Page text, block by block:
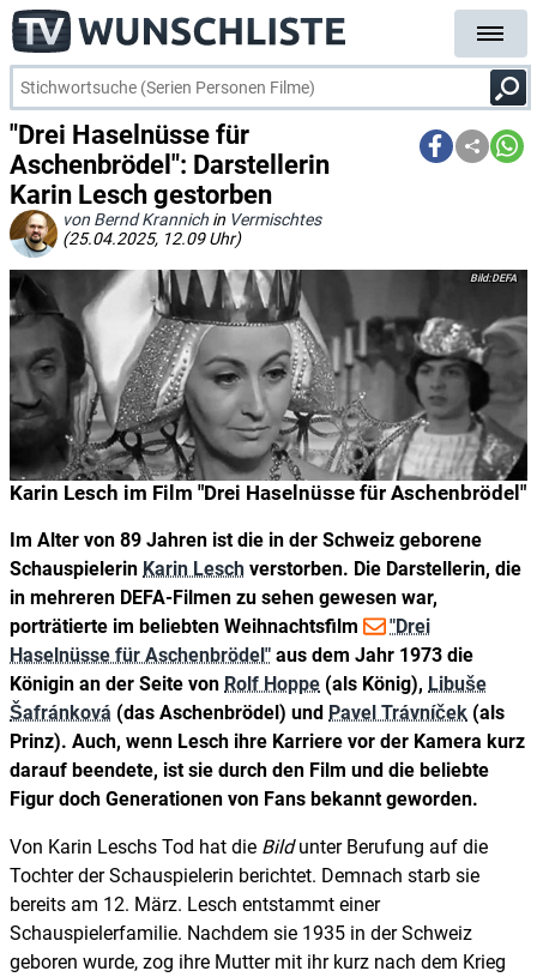
"Drei Haselnüsse für
Aschenbrödel": Darstellerin
Karin Lesch gestorben
von Bernd Krannich in Vermischtes
(25.04.2025, 12.09 Uhr)
Karin Lesch im Film "Drei Haselnüsse für Aschenbrödel"
DEFA
Im Alter von 89 Jahren ist die in der Schweiz geborene
Schauspielerin Karin Lesch verstorben. Die Darstellerin, die
in mehreren DEFA-Filmen zu sehen gewesen war,
porträtierte im beliebten Weihnachtsfilm
"Drei
Haselnüsse für Aschenbrödel" aus dem Jahr 1973 die
Königin an der Seite von Rolf Hoppe (als König), Libuše
Šafránková (das Aschenbrödel) und Pavel Trávníček (als
Prinz). Auch, wenn Lesch ihre Karriere vor der Kamera kurz
darauf beendete, ist sie durch den Film und die beliebte
Figur doch Generationen von Fans bekannt geworden.
Von Karin Leschs Tod hat die Bildunter Berufung auf die
Tochter der Schauspielerin berichtet. Demnach starb sie
bereits am 12. März. Lesch entstammt einer
Schauspielerfamilie. Nachdem sie 1935 in der Schweiz
geboren wurde, zog ihre Mutter mit ihr kurz nach dem Krieg